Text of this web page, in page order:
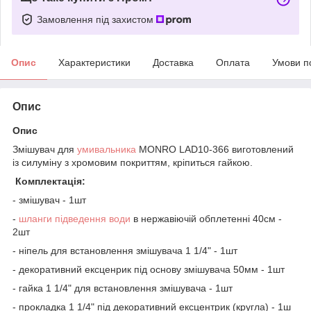
Замовлення під захистом
Опис Характеристики Доставка Оплата Умови
Опис
Опис
Змішувач для умивальника MONRO LAD10-366 виготовлений
із силуміну з хромовим покриттям, кріпиться гайкою.
Комплектація:
- змішувач - 1шт
- шланги підведення води в нержавіючій обплетенні 40см -
2шт
- ніпель для встановлення змішувача 1 1/4" - 1шт
- декоративний ексценрик під основу змішувача 50мм - 1шт
- гайка 1 1/4" для встановлення змішувача - 1шт
- прокладка 1 1/4" під декоративний ексцентрик (кругла) - 1ш